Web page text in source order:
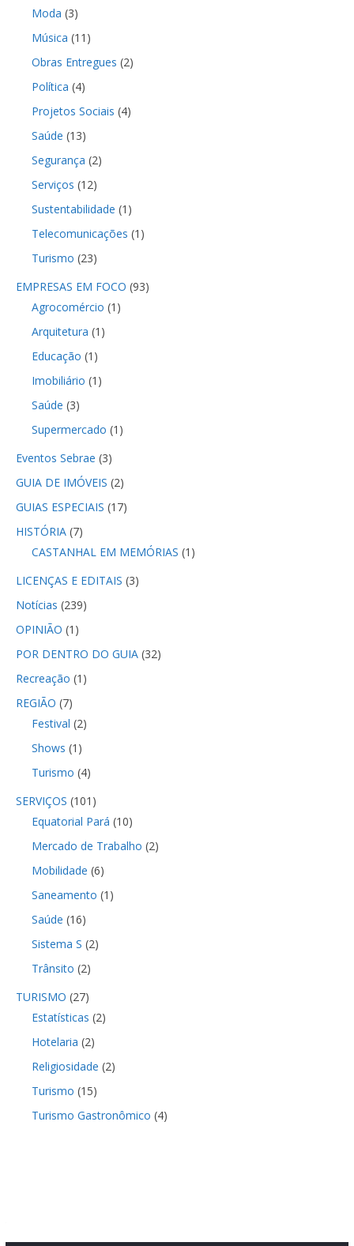
Moda (3)
Música (11)
Obras Entregues (2)
Política (4)
Projetos Sociais (4)
Saúde (13)
Segurança (2)
Serviços (12)
Sustentabilidade (1)
Telecomunicações (1)
Turismo (23)
EMPRESAS EM FOCO (93)
Agrocomércio (1)
Arquitetura (1)
Educação (1)
Imobiliário (1)
Saúde (3)
Supermercado (1)
Eventos Sebrae (3)
GUIA DE IMÓVEIS (2)
GUIAS ESPECIAIS (17)
HISTÓRIA(7)
CASTANHAL EM MEMÓRIAS (1)
LICENÇAS E EDITAIS (3)
Notícias (239)
OPINIÃO (1)
POR DENTRO DO GUIA(32)
Recreação (1)
REGIÃO (7)
Festival (2)
Shows (1)
Turismo (4)
SERVIÇOS (101)
Equatorial Pará (10)
Mercado de Trabalho (2)
Mobilidade (6)
Saneamento (1)
Saúde (16)
Sistema S (2)
Trânsito (2)
TURISMO (27)
Estatísticas (2)
Hotelaria (2)
Religiosidade (2)
Turismo (15)
Turismo Gastronômico (4)